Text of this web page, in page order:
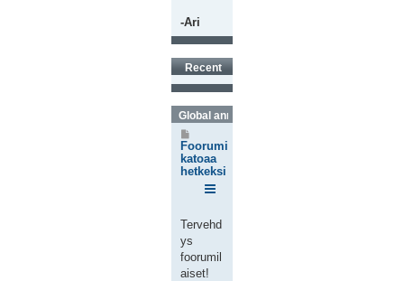
-Ari
Recent
Global announcements
i
e
s
Foorumi
katoaa
hetkeksi
Tervehd
ys
foorumil
aiset!